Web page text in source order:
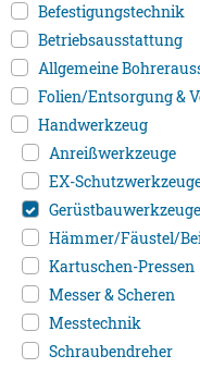
Befestigungstechnik
Betriebsausstattung
Allgemeine
Folien/Entsorgung &
Handwerkzeug
Anreißwerkzeuge
EX-
Gerüstbauwerkzeuge
Hämmer/Fäustel/
Kartuschen-Pressen
Messer & Scheren
Messtechnik
Schraubendreher